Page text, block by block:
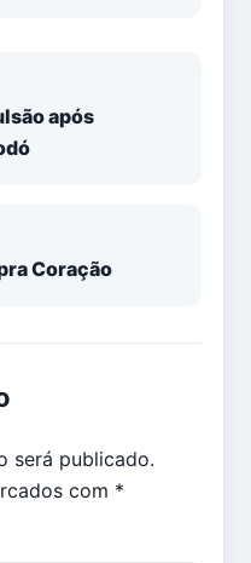
após
Coração
será publicado.
com *